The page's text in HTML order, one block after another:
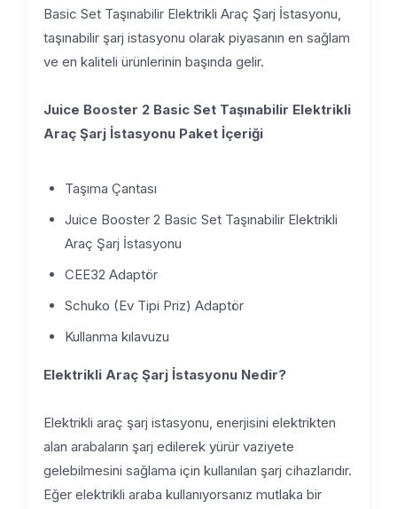
Basic Set Taşınabilir Elektrikli Araç Şarj İstasyonu,
taşınabilir şarj istasyonu olarak piyasanın en sağlam
ve en kaliteli ürünlerinin başında gelir.
Juice Booster 2 Basic Set Taşınabilir Elektrikli
Araç Şarj İstasyonu Paket İçeriği
Taşıma Çantası
Juice Booster 2 Basic Set Taşınabilir Elektrikli
Araç Şarj İstasyonu
CEE32 Adaptör
Schuko (Ev Tipi Priz) Adaptör
Kullanma kılavuzu
Elektrikli Araç Şarj İstasyonu Nedir?
Elektrikli araç şarj istasyonu, enerjisini elektrikten
alan arabaların şarj edilerek yürür vaziyete
gelebilmesini sağlama için kullanılan şarj cihazlarıdır.
Eğer elektrikli araba kullanıyorsanız mutlaka bir